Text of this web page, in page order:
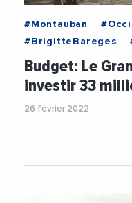
#Montauban
#BrigitteBareges
#GrandMontauban
#TarnEtGaronne
Budget: Le
investir 33
26 février 2022